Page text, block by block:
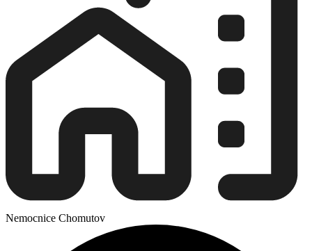
Nemocnice Chomutov